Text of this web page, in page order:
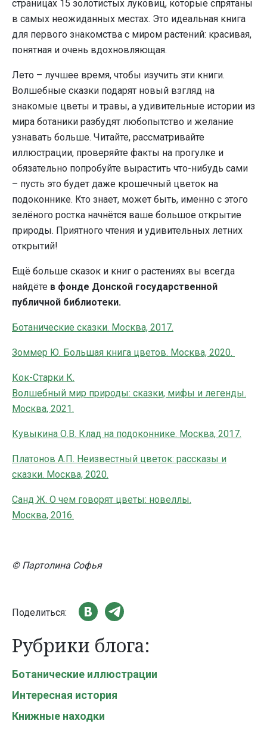
страницах 15 золотистых луковиц, которые спрятаны
в самых неожиданных местах. Это идеальная книга
для первого знакомства с миром растений: красивая,
понятная и очень вдохновляющая.
Лето – лучшее время, чтобы изучить эти книги.
Волшебные сказки подарят новый взгляд на
знакомые цветы и травы, а удивительные истории из
мира ботаники разбудят любопытство и желание
узнавать больше. Читайте, рассматривайте
иллюстрации, проверяйте факты на прогулке и
обязательно попробуйте вырастить что-нибудь сами
– пусть это будет даже крошечный цветок на
подоконнике. Кто знает, может быть, именно с этого
зелёного ростка начнётся ваше большое открытие
природы. Приятного чтения и удивительных летних
открытий!
Ещё больше сказок и книг о растениях вы всегда
найдёте в фонде Донской государственной
публичной библиотеки.
Ботанические сказки. Москва, 2017.
Зоммер Ю. Большая книга цветов. Москва, 2020.
Кок-Старки К.
Волшебный мир природы: сказки, мифы и легенды.
Москва, 2021.
Кувыкина О.В. Клад на подоконнике. Москва, 2017.
Платонов А.П. Неизвестный цветок: рассказы и
сказки. Москва, 2020.
Санд Ж. О чем говорят цветы: новеллы.
Москва, 2016.
© Партолина Софья
Поделиться:
Рубрики блога:
Ботанические иллюстрации
Интересная история
Книжные находки